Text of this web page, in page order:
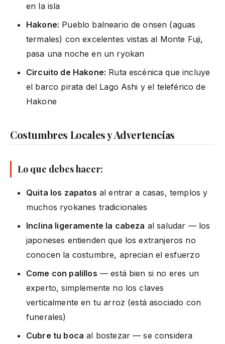
en la isla
Hakone: Pueblo balneario de onsen (aguas
termales) con excelentes vistas al Monte Fuji,
pasa una noche en un ryokan
Circuito de Hakone: Ruta escénica que incluye
el barco pirata del Lago Ashi y el teleférico de
Hakone
Costumbres Locales y Advertencias
Lo que debes hacer:
Quita los zapatos al entrar a casas, templos y
muchos ryokanes tradicionales
Inclina ligeramente la cabeza al saludar — los
japoneses entienden que los extranjeros no
conocen la costumbre, aprecian el esfuerzo
Come con palillos — está bien si no eres un
experto, simplemente no los claves
verticalmente en tu arroz (está asociado con
funerales)
Cubre tu boca al bostezar — se considera